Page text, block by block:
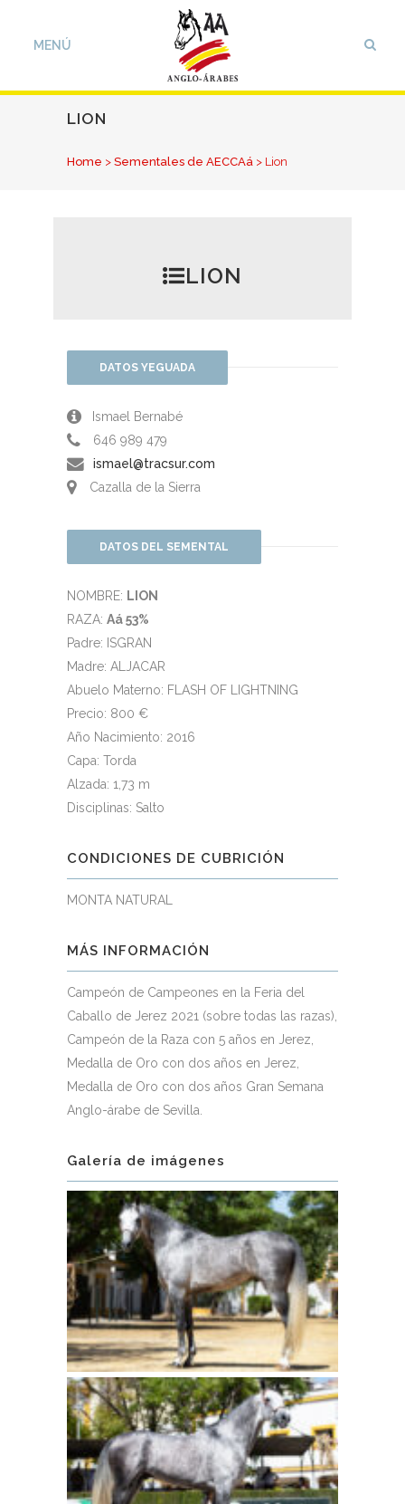
LION
Home > Sementales de AECCAá > Lion
LION
DATOS YEGUADA
Ismael Bernabé
646 989 479
ismael@tracsur.com
Cazalla de la Sierra
DATOS DEL SEMENTAL
NOMBRE: LION
RAZA: Aá 53%
Padre: ISGRAN
Madre: ALJACAR
Abuelo Materno: FLASH OF LIGHTNING
Precio: 800 €
Año Nacimiento: 2016
Capa: Torda
Alzada: 1,73 m
Disciplinas: Salto
CONDICIONES DE CUBRICIÓN
MONTA NATURAL
MÁS INFORMACIÓN
Campeón de Campeones en la Feria del
Caballo de Jerez 2021 (sobre todas las razas),
Campeón de la Raza con 5 años en Jerez,
Medalla de Oro con dos años en Jerez,
Medalla de Oro con dos años Gran Semana
Anglo-árabe de Sevilla.
Galería de imágenes